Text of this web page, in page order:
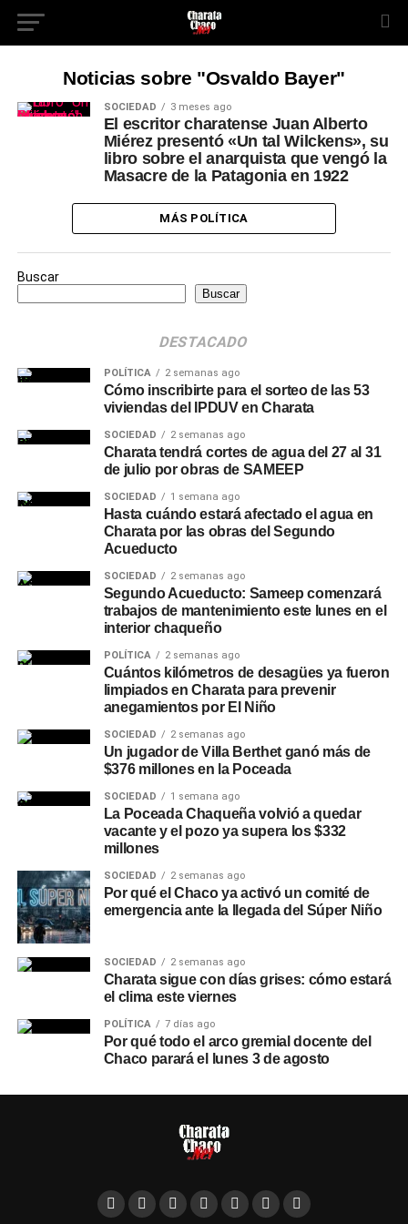
Noticias sobre "Osvaldo Bayer"
SOCIEDAD 3 meses ago
El escritor charatense Juan Alberto
Miérez presentó «Un tal Wilckens», su
libro sobre el anarquista que vengó la
Masacre de la Patagonia en 1922
MÁS POLÍTICA
Buscar
Buscar
DESTACADO
POLÍTICA 2 semanas ago
Cómo inscribirte para el sorteo de las 53
viviendas del IPDUV en Charata
SOCIEDAD 2 semanas ago
Charata tendrá cortes de agua del 27 al 31
de julio por obras de SAMEEP
SOCIEDAD 1 semana ago
Hasta cuándo estará afectado el agua en
Charata por las obras del Segundo
Acueducto
SOCIEDAD 2 semanas ago
Segundo Acueducto: Sameep comenzará
trabajos de mantenimiento este lunes en el
interior chaqueño
POLÍTICA 2 semanas ago
Cuántos kilómetros de desagües ya fueron
limpiados en Charata para prevenir
anegamientos por El Niño
SOCIEDAD 2 semanas ago
Un jugador de Villa Berthet ganó más de
$376 millones en la Poceada
SOCIEDAD 1 semana ago
La Poceada Chaqueña volvió a quedar
vacante y el pozo ya supera los $332
millones
SOCIEDAD 2 semanas ago
Por qué el Chaco ya activó un comité de
emergencia ante la llegada del Súper Niño
SOCIEDAD 2 semanas ago
Charata sigue con días grises: cómo estará
el clima este viernes
POLÍTICA 7 días ago
Por qué todo el arco gremial docente del
Chaco parará el lunes 3 de agosto